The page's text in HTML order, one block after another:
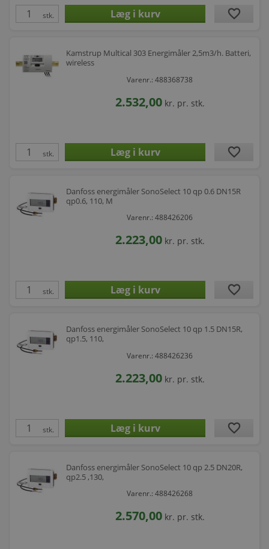
stk. favorite
Kamstrup Multical 303 Energimåler 2,5m3/h. Batteri,
wireless
Varenr.: 488368738
2.532,00 kr. pr. stk.
stk. favorite
Danfoss energimåler SonoSelect 10 qp 0.6 DN15R
qp0.6, 110, M
Varenr.: 488426206
2.223,00 kr. pr. stk.
stk. favorite
Danfoss energimåler SonoSelect 10 qp 1.5 DN15R,
qp1.5, 110,
Varenr.: 488426236
2.223,00 kr. pr. stk.
stk. favorite
Danfoss energimåler SonoSelect 10 qp 2.5 DN20R,
qp2.5 ,130,
Varenr.: 488426268
2.570,00 kr. pr. stk.